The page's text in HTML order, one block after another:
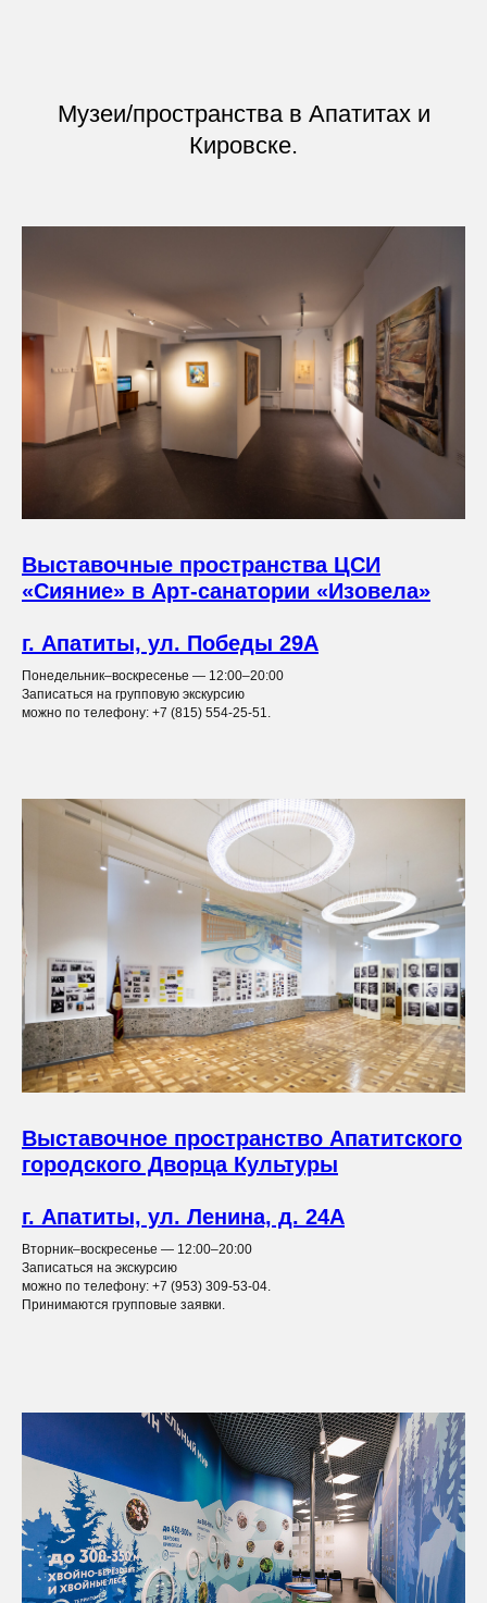
Музеи/пространства в Апатитах и
Кировске.
Выставочные пространства ЦСИ
«Сияние» в Арт-санатории «Изовела»
г. Апатиты, ул. Победы 29А
Понедельник–воскресенье — 12:00–20:00
Записаться на групповую экскурсию
можно по телефону: +7 (815) 554-25-51.
Выставочное пространство Апатитского
городского Дворца Культуры
г. Апатиты, ул. Ленина, д. 24А
Вторник–воскресенье — 12:00–20:00
Записаться на экскурсию
можно по телефону: +7 (953) 309-53-04.
Принимаются групповые заявки.